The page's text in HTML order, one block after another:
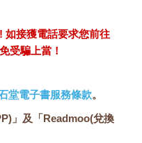
如接獲電話要求您前往
受騙上當！
堂電子書服務條款。
」及「Readmoo(兌換